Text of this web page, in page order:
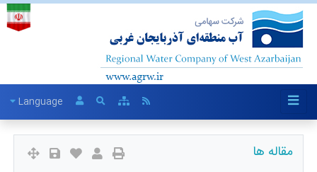
Language
مقاله ها